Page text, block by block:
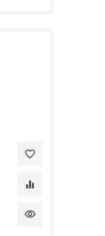
favorite_border
equalizer
visibility